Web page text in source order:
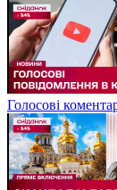
Голосові